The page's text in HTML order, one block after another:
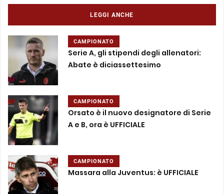
LEGGI ANCHE
CAMPIONATO
Serie A, gli stipendi degli allenatori:
Abate è diciassettesimo
CAMPIONATO
Orsato è il nuovo designatore di Serie
A e B, ora è UFFICIALE
CAMPIONATO
Massara alla Juventus: è UFFICIALE